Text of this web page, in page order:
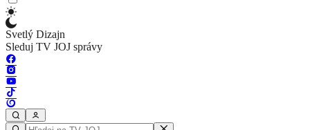
Svetlý Dizajn
Sleduj TV JOJ správy